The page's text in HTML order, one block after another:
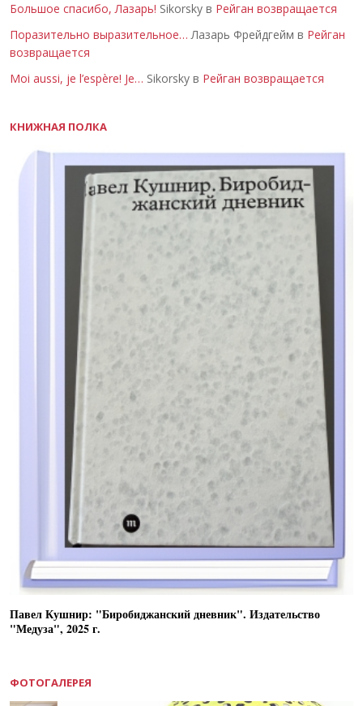
Большое спасибо, Лазарь! Sikorsky в Рейган возвращается
Поразительно выразительное… Лазарь Фрейдгейм в Рейган
возвращается
Moi aussi, je l’espère! Je… Sikorsky в Рейган возвращается
КНИЖНАЯ ПОЛКА
Павел Кушнир: "Биробиджанский дневник". Издательство
"Медуза", 2025 г.
ФОТОГАЛЕРЕЯ